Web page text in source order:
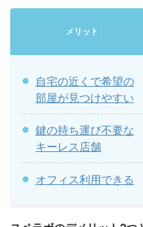
メリット
自宅の近くで希望の
部屋が見つけやすい
鍵の持ち運び不要な
キーレス店舗
オフィス利用できる